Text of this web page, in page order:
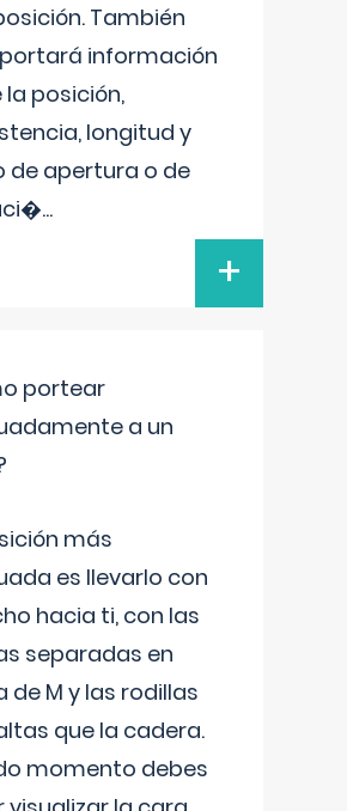
También
información
la posición,
longitud y
de apertura o de
...
+
portear
a un
más
es llevarlo con
hacia ti, con las
separadas en
de M y las rodillas
que la cadera.
momento debes